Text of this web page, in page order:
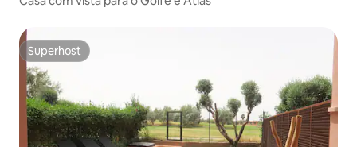
Superhost
Superhost